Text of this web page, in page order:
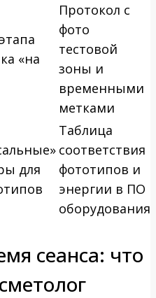
«на
Протокол с
фото
тестовой
зоны и
временными
метками
для
Таблица
соответствия
фототипов и
энергии в ПО
оборудования
сеанса: что